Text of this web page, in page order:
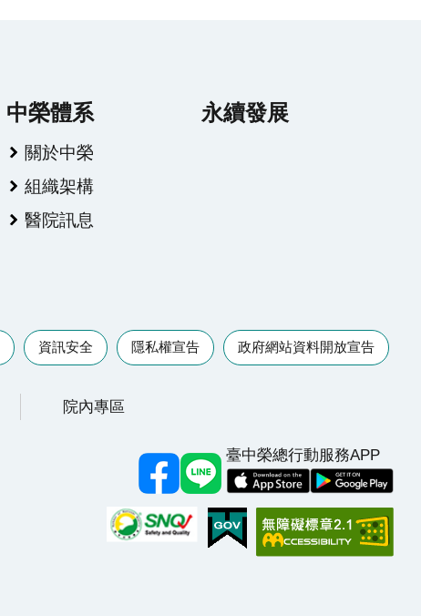
中榮體系
關於中榮
組織架構
醫院訊息
永續發展
資訊安全 隱私權宣告 政府網站資料開放宣告
院內專區
臺中榮總行動服務APP